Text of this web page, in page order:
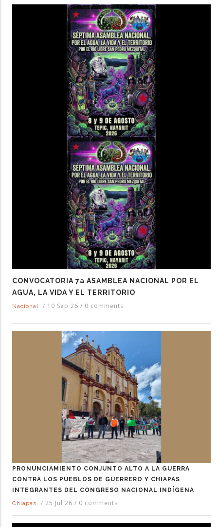
CONVOCATORIA 7a ASAMBLEA NACIONAL POR EL
AGUA, LA VIDA Y EL TERRITORIO
Nacional / 10 Sep 26 / 0 comments
PRONUNCIAMIENTO CONJUNTO ALTO A LA GUERRA
CONTRA LOS PUEBLOS DE GUERRERO Y CHIAPAS
INTEGRANTES DEL CONGRESO NACIONAL INDÍGENA
Chiapas
/ 25 Jul 26 / 0 comments